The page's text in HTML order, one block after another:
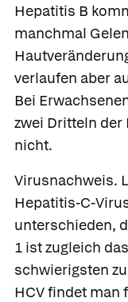
Hepatitis B
manchmal
verlaufen aber
Bei
zwei Dritteln der
nicht.
Virusnachweis.
Hepatitis-C-
unterschieden,
1 ist zugleich
schwierigsten
HCV findet man